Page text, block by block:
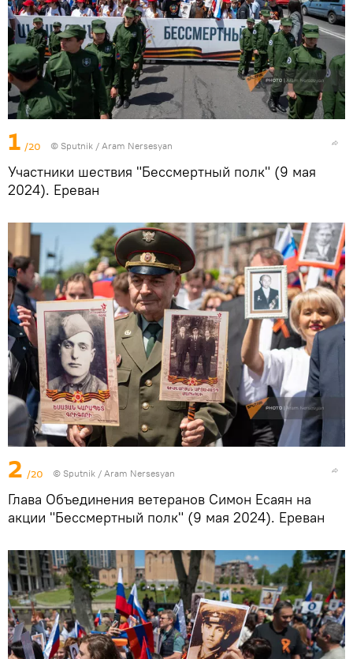
1 /20 © Sputnik / Aram Nersesyan
Участники шествия "Бессмертный полк" (9 мая
2024). Еревaн
2 /20 © Sputnik / Aram Nersesyan
Глава Объединения ветеранов Симон Есаян на
акции "Бессмертный полк" (9 мая 2024). Еревaн